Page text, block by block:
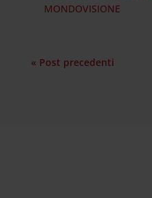
MONDOVISIONE
« Post precedenti